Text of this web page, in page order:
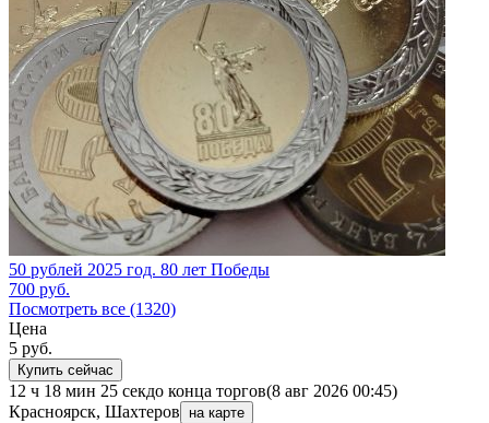
50 рублей 2025 год. 80 лет Победы
700 руб.
Посмотреть все (1320)
Цена
5 руб.
Купить сейчас
12 ч 18 мин 25 секдо конца торгов(8 авг 2026 00:45)
Красноярск, Шахтеров
на карте